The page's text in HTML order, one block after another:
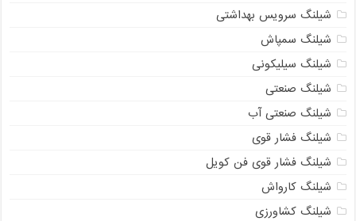
شیلنگ سرویس بهداشتی
شیلنگ سمپاش
شیلنگ سیلیکونی
شیلنگ صنعتی
شیلنگ صنعتی آب
شیلنگ فشار قوی
شیلنگ فشار قوی فن کویل
شیلنگ کارواش
شیلنگ کشاورزی